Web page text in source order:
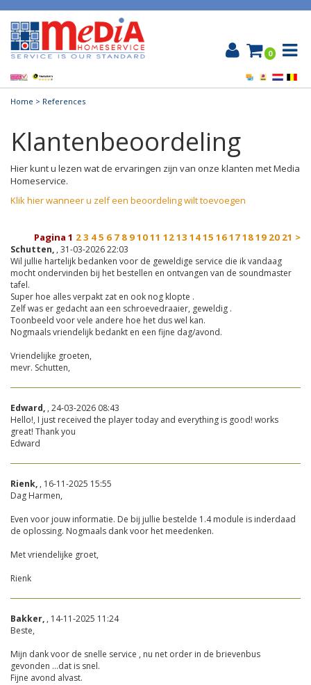
0
Home > References
Klantenbeoordeling
Hier kunt u lezen wat de ervaringen zijn van onze klanten met Media
Homeservice.
Klik hier wanneer u zelf een beoordeling wilt toevoegen
Pagina 1 23 45 6 7 8 91011 1213 1415 16171819 20 21 >
Schutten, , 31-03-2026 22:03
Wil jullie hartelijk bedanken voor de geweldige service die ik vandaag
mocht ondervinden bij het bestellen en ontvangen van de soundmaster
tafel.
Super hoe alles verpakt zat en ook nog klopte .
Zelf was er gedacht aan een schroevedraaier, geweldig .
Toonbeeld voor vele andere hoe het dus wel kan.
Nogmaals vriendelijk bedankt en een fijne dag/avond.
Vriendelijke groeten,
mevr. Schutten,
Edward, , 24-03-2026 08:43
Hello!, I just received the player today and everything is good! works
great! Thank you
Edward
Rienk, , 16-11-2025 15:55
Dag Harmen,
Even voor jouw informatie. De bij jullie bestelde 1.4 module is inderdaad
de oplossing. Nogmaals dank voor het meedenken.
Met vriendelijke groet,
Rienk
Bakker, , 14-11-2025 11:24
Beste,
Mijn dank voor de snelle service , nu net order in de brievenbus
gevonden ...dat is snel.
Fijne avond alvast.